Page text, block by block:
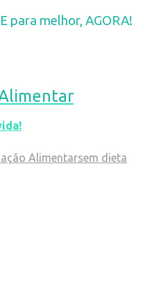
para melhor, AGORA!
Alimentarsem dieta